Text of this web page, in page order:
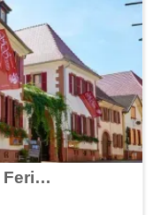
Weingut Seitz-Schreiner & Ferienwohnung - Südliche Weinstraße